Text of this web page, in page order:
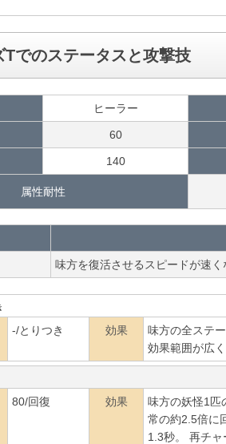
Tでのステータスと攻撃技
ヒーラー
60
140
属性耐性
味方を復活させるスピードが速く
-/とりつき 効果
味方の全ステ
効果範囲が広
80/回復 効果
味方の妖怪1匹
常の約2.5倍に
1.3秒。 再チ